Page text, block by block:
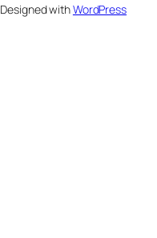
Designed withWordPress